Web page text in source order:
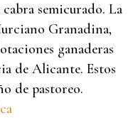
semicurado. La
Granadina,
ganaderas
de Alicante. Estos
de pastoreo.